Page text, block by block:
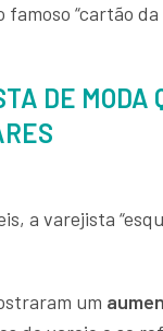
famoso “cartão da
DE MODA
a varejista
um